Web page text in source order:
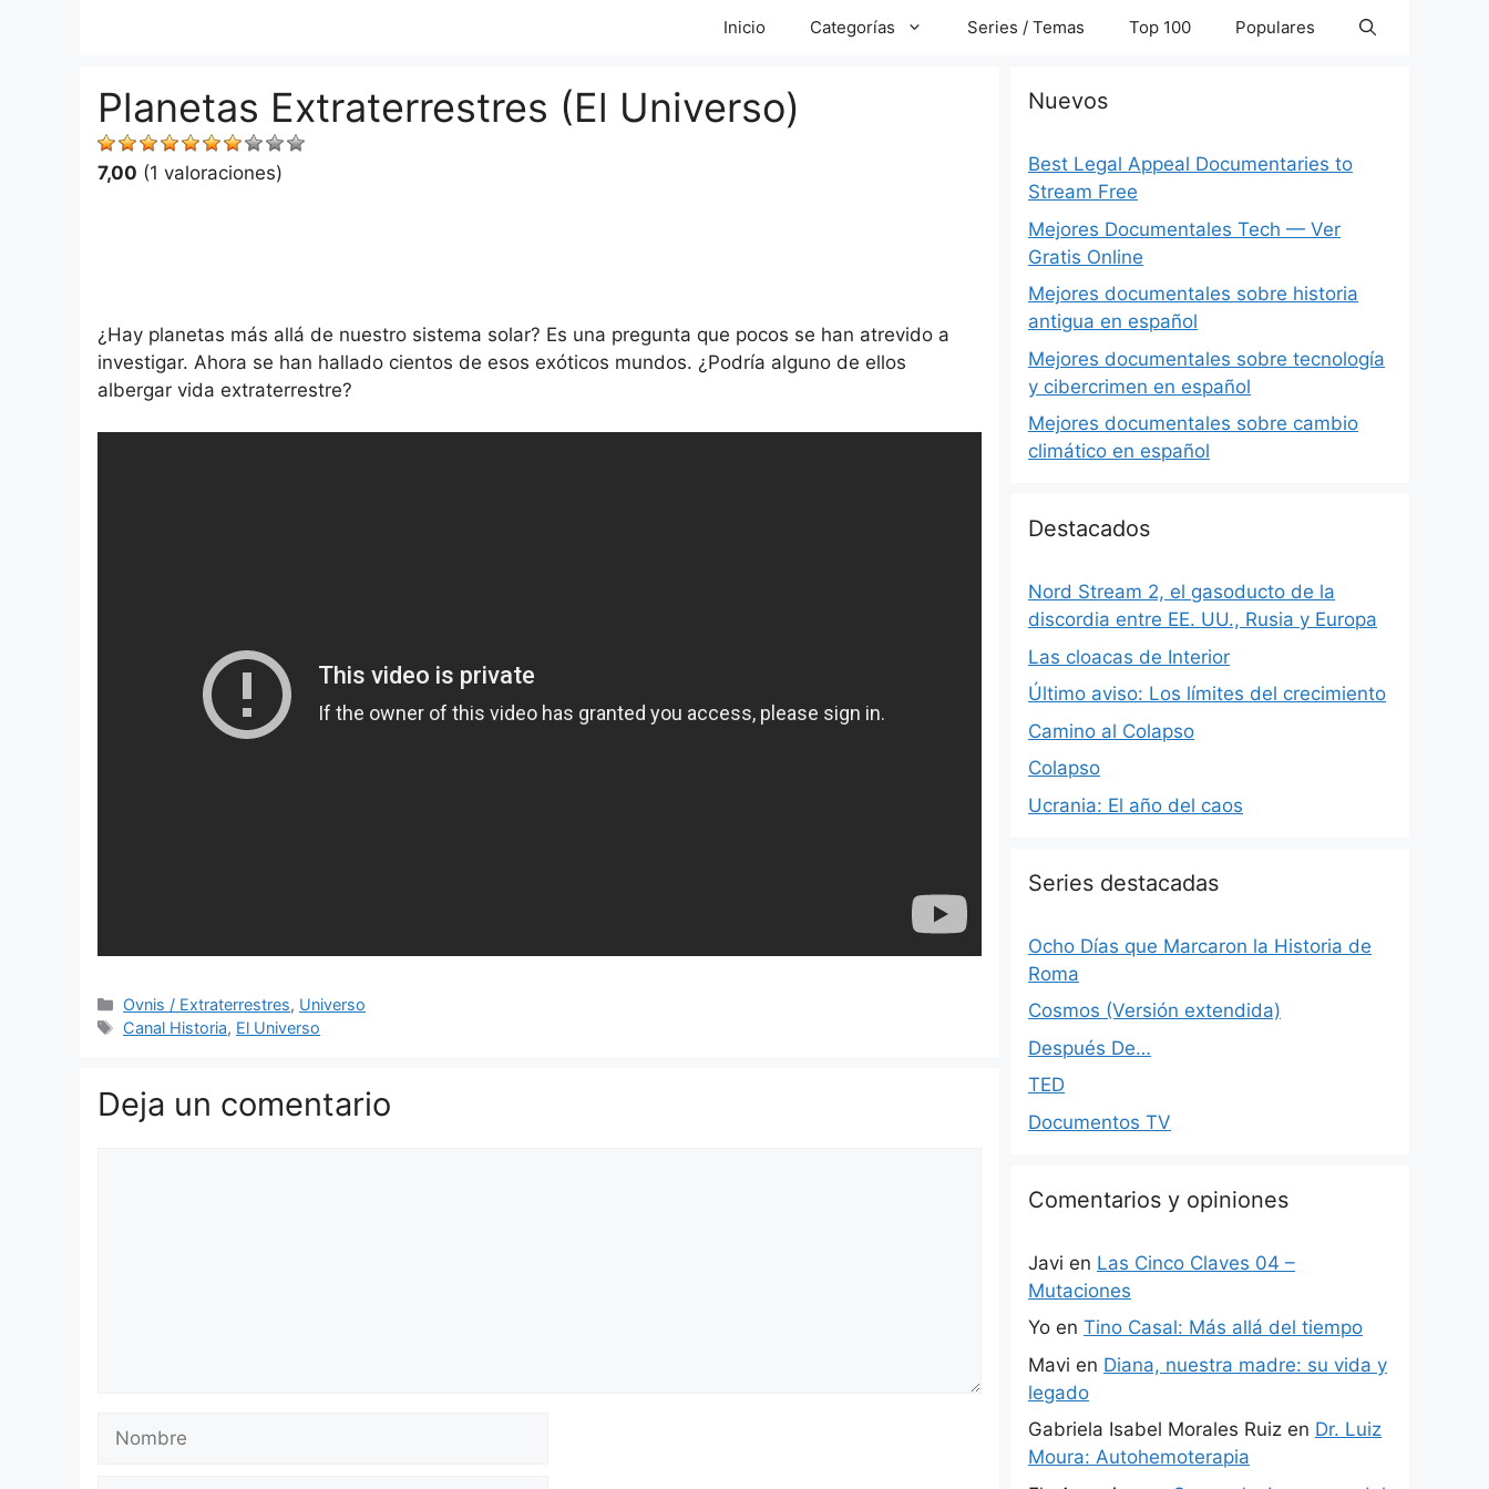
Inicio Categorías Series / Temas Top 100 Populares
Planetas Extraterrestres (El Universo)
7,00 (1 valoraciones)
¿Hay planetas más allá de nuestro sistema solar? Es una pregunta que pocos se han atrevido a
investigar. Ahora se han hallado cientos de esos exóticos mundos. ¿Podría alguno de ellos
albergar vida extraterrestre?
Categorías
Ovnis / Extraterrestres, Universo
Etiquetas
Canal Historia, El Universo
Deja un comentario
Nombre
Nuevos
Best Legal Appeal Documentaries to
Stream Free
Mejores Documentales Tech — Ver
Gratis Online
Mejores documentales sobre historia
antigua en español
Mejores documentales sobre tecnología
y cibercrimen en español
Mejores documentales sobre cambio
climático en español
Destacados
Nord Stream 2, el gasoducto de la
discordia entre EE. UU., Rusia y Europa
Las cloacas de Interior
Último aviso: Los límites del crecimiento
Camino al Colapso
Colapso
Ucrania: El año del caos
Series destacadas
Ocho Días que Marcaron la Historia de
Roma
Cosmos (Versión extendida)
Después De…
TED
Documentos TV
Comentarios y opiniones
Javi en Las Cinco Claves 04 –
Mutaciones
Yo en Tino Casal: Más allá del tiempo
Mavi en Diana, nuestra madre: su vida y
legado
Gabriela Isabel Morales Ruiz en Dr. Luiz
Moura: Autohemoterapia